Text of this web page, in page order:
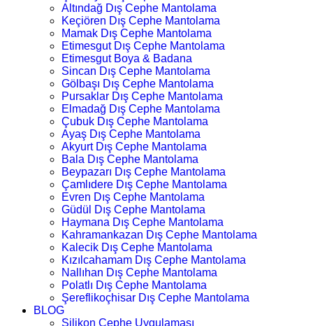
Altındağ Dış Cephe Mantolama
Keçiören Dış Cephe Mantolama
Mamak Dış Cephe Mantolama
Etimesgut Dış Cephe Mantolama
Etimesgut Boya & Badana
Sincan Dış Cephe Mantolama
Gölbaşı Dış Cephe Mantolama
Pursaklar Dış Cephe Mantolama
Elmadağ Dış Cephe Mantolama
Çubuk Dış Cephe Mantolama
Ayaş Dış Cephe Mantolama
Akyurt Dış Cephe Mantolama
Bala Dış Cephe Mantolama
Beypazarı Dış Cephe Mantolama
Çamlıdere Dış Cephe Mantolama
Evren Dış Cephe Mantolama
Güdül Dış Cephe Mantolama
Haymana Dış Cephe Mantolama
Kahramankazan Dış Cephe Mantolama
Kalecik Dış Cephe Mantolama
Kızılcahamam Dış Cephe Mantolama
Nallıhan Dış Cephe Mantolama
Polatlı Dış Cephe Mantolama
Şereflikoçhisar Dış Cephe Mantolama
BLOG
Silikon Cephe Uygulaması